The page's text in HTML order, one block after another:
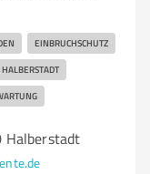
EINBRUCHSCHUTZ
HALBERSTADT
Halberstadt